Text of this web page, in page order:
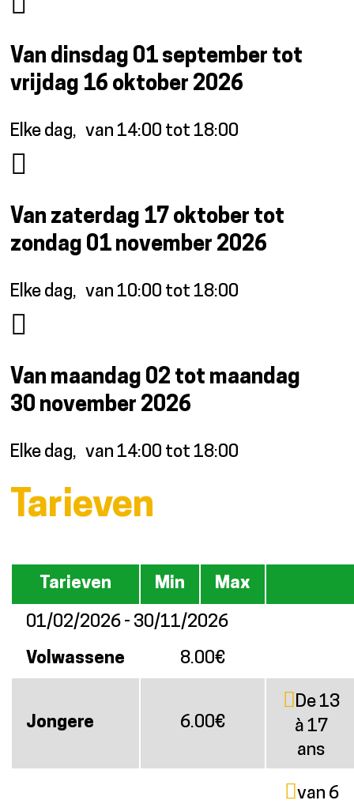
Van dinsdag 01 september tot
vrijdag 16 oktober 2026
Elke dag van 14:00 tot 18:00
Van zaterdag 17 oktober tot
zondag 01 november 2026
Elke dag van 10:00 tot 18:00
Van maandag 02 tot maandag
30 november 2026
Elke dag van 14:00 tot 18:00
Tarieven
Tarieven Min Max
01/02/2026 - 30/11/2026
Volwassene
8.00€
Jongere 6.00€
De 13
à 17
ans
van 6